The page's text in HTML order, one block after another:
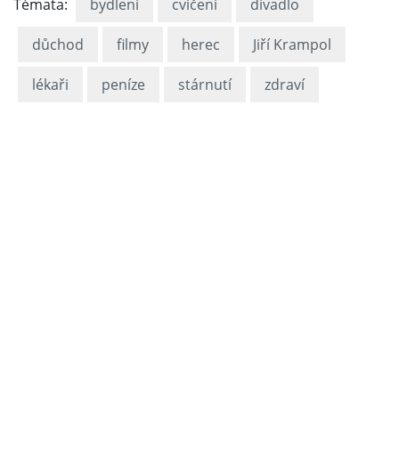
Témata: bydlení cvičení divadlo
důchod filmy herec Jiří Krampol
lékaři peníze stárnutí zdraví